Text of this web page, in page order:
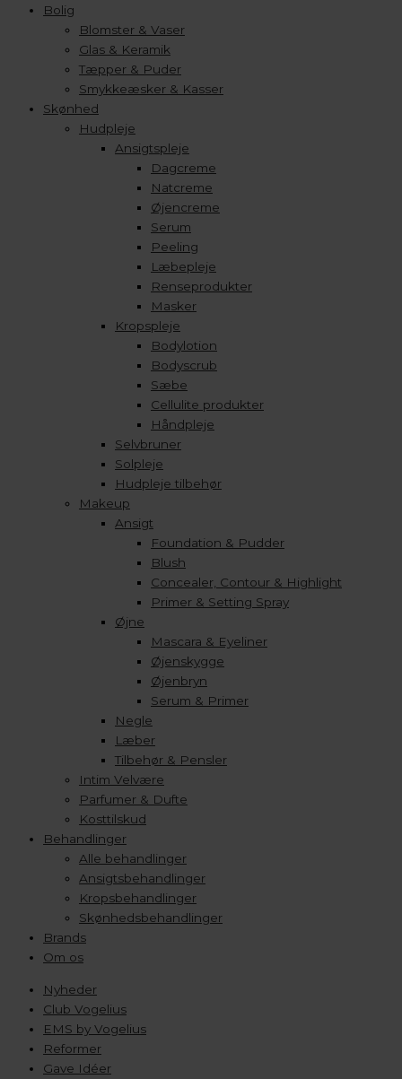
Bolig
Blomster & Vaser
Glas & Keramik
Tæpper & Puder
Smykkeæsker & Kasser
Skønhed
Hudpleje
Ansigtspleje
Dagcreme
Natcreme
Øjencreme
Serum
Peeling
Læbepleje
Renseprodukter
Masker
Kropspleje
Bodylotion
Bodyscrub
Sæbe
Cellulite produkter
Håndpleje
Selvbruner
Solpleje
Hudpleje tilbehør
Makeup
Ansigt
Foundation & Pudder
Blush
Concealer, Contour & Highlight
Primer & Setting Spray
Øjne
Mascara & Eyeliner
Øjenskygge
Øjenbryn
Serum & Primer
Negle
Læber
Tilbehør & Pensler
Intim Velvære
Parfumer & Dufte
Kosttilskud
Behandlinger
Alle behandlinger
Ansigtsbehandlinger
Kropsbehandlinger
Skønhedsbehandlinger
Brands
Om os
Nyheder
Club Vogelius
EMS by Vogelius
Reformer
Gave Idéer